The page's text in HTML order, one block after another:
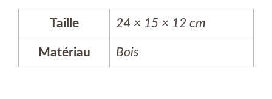
Taille 24 × 15 × 12 cm
Matériau Bois